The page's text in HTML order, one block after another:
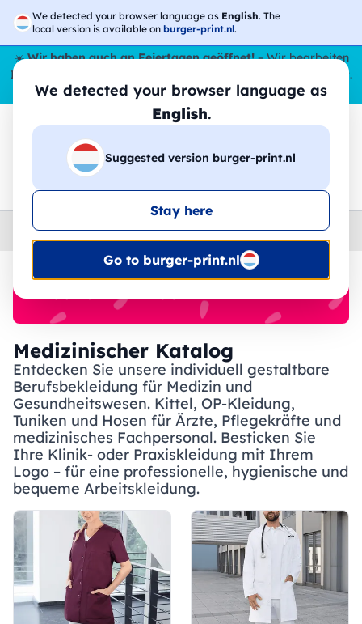
We detected your browser language as English. The
local version is available on burger-print.nl.
We detected your browser language as
English.
Suggested version burger-print.nl
Stay here
Go to burger-print.nl
☀️Wir haben auch an Feiertagen geöffnet!– Wir bearbeiten
Ihre Bestellungen den ganzen Sommer über,
sogar im August.
😎🌴
🔎
Home › Arbeitskleidung › medizin
🔥 -30 % DTF-Druck
Medizinischer Katalog
Entdecken Sie unsere individuell gestaltbare
Berufsbekleidung für Medizin und
Gesundheitswesen. Kittel, OP-Kleidung,
Tuniken und Hosen für Ärzte, Pflegekräfte und
medizinisches Fachpersonal. Besticken Sie
Ihre Klinik- oder Praxiskleidung mit Ihrem
Logo – für eine professionelle, hygienische und
bequeme Arbeitskleidung.